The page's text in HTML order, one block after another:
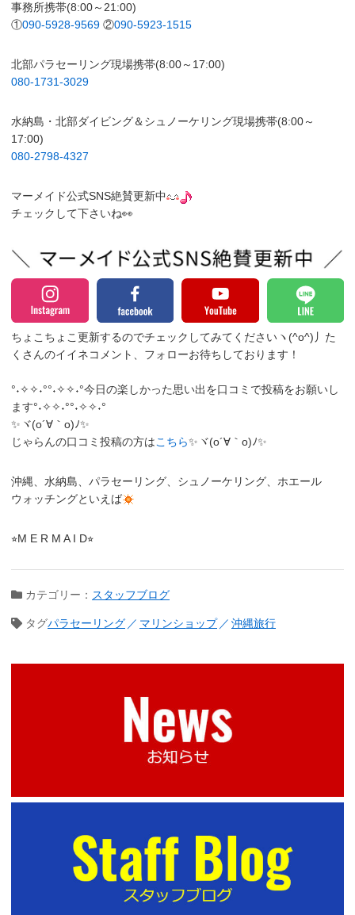
事務所携帯(8:00～21:00)
①090-5928-9569 ②090-5923-1515
北部パラセーリング現場携帯(8:00～17:00)
080-1731-3029
水納島・北部ダイビング＆シュノーケリング現場携帯(8:00～
17:00)
080-2798-4327
マーメイド公式SNS絶賛更新中
チェックして下さいね👀
ちょこちょこ更新するのでチェックしてみてくださいヽ(^o^)丿 た
くさんのイイネコメント、フォローお待ちしております！
°˖✧✧˖°°˖✧✧˖°今日の楽しかった思い出を口コミで投稿をお願いし
ます°˖✧✧˖°°˖✧✧˖°
✨ヾ(o´∀｀o)ﾉ✨
じゃらんの口コミ投稿の方はこちら✨ヾ(o´∀｀o)ﾉ✨
沖縄、水納島、パラセーリング、シュノーケリング、ホエール
ウォッチングといえば
⭐︎M E R M A I D⭐︎
カテゴリー： スタッフブログ
タグパラセーリング マリンショップ 沖縄旅行